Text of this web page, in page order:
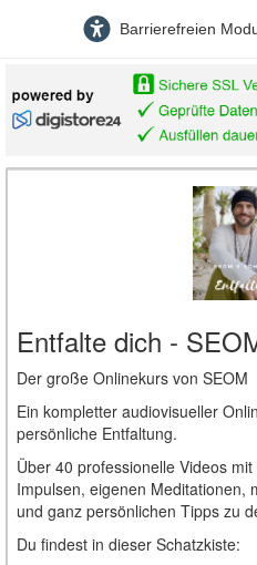
Barrierefreien
Entfalte dich -
Der große Onlinekurs von SEOM
Ein kompletter audiovisueller
persönliche Entfaltung.
Über 40 professionelle Videos
Impulsen, eigenen Meditationen,
und ganz persönlichen Tipps zu
Du findest in dieser Schatzkiste: